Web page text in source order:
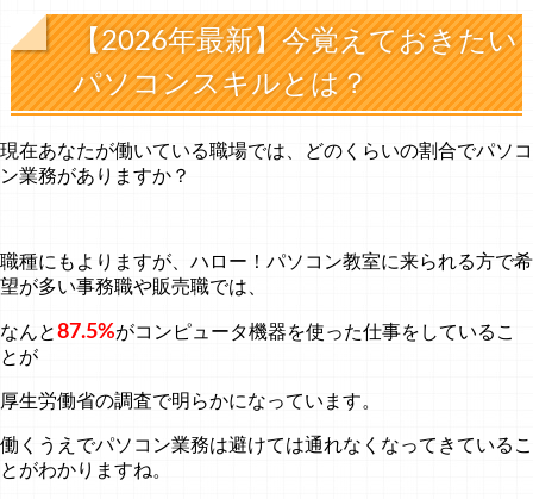
【2026年最新】今覚えておきたい
パソコンスキルとは？
現在あなたが働いている職場では、どのくらいの割合でパソコ
ン業務がありますか？
職種にもよりますが、ハロー！パソコン教室に来られる方で希
望が多い事務職や販売職では、
なんと87.5%がコンピュータ機器を使った仕事をしているこ
とが
厚生労働省の調査で明らかになっています。
働くうえでパソコン業務は避けては通れなくなってきているこ
とがわかりますね。